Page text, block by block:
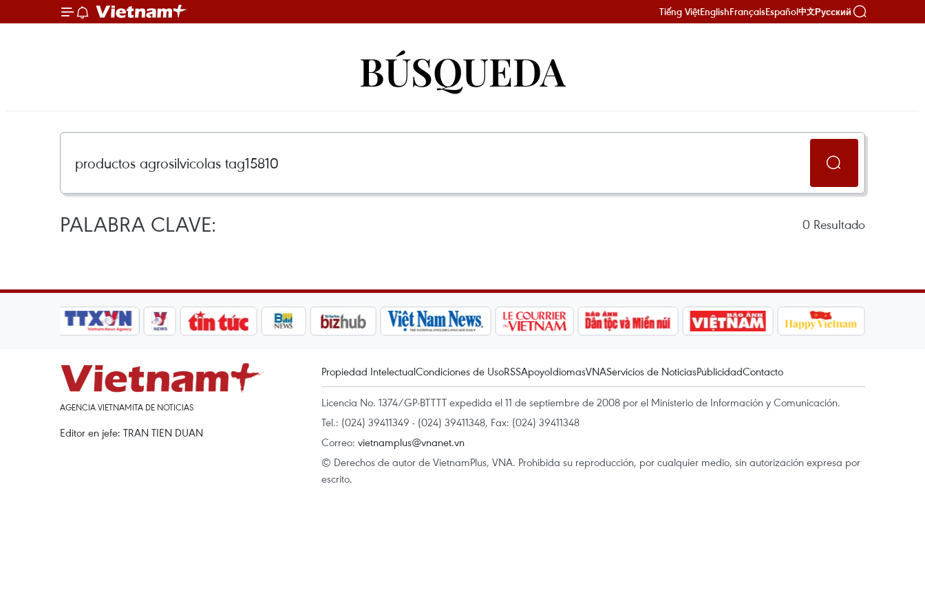
Tiếng ViệtEnglishFrançaisEspañol中文Русский
BÚSQUEDA
PALABRA CLAVE: 0 Resultado
AGENCIA VIETNAMITA DE NOTICIAS
Editor en jefe: TRAN TIEN DUAN
Propiedad IntelectualCondiciones de UsoRSSApoyoIdiomasVNAServicios de NoticiasPublicidadContacto
Licencia No. 1374/GP-BTTTT expedida el 11 de septiembre de 2008 por el Ministerio de Información y Comunicación.
Tel.: (024) 39411349 - (024) 39411348, Fax: (024) 39411348
Correo: vietnamplus@vnanet.vn
© Derechos de autor de VietnamPlus, VNA. Prohibida su reproducción, por cualquier medio, sin autorización expresa por
escrito.